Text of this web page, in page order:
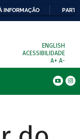
INFORMAÇÃO
ENGLISH
ACESSIBILIDADE
A+ A-